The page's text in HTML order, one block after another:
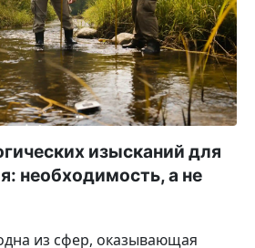
изысканий для
необходимость, а не
из сфер, оказывающая